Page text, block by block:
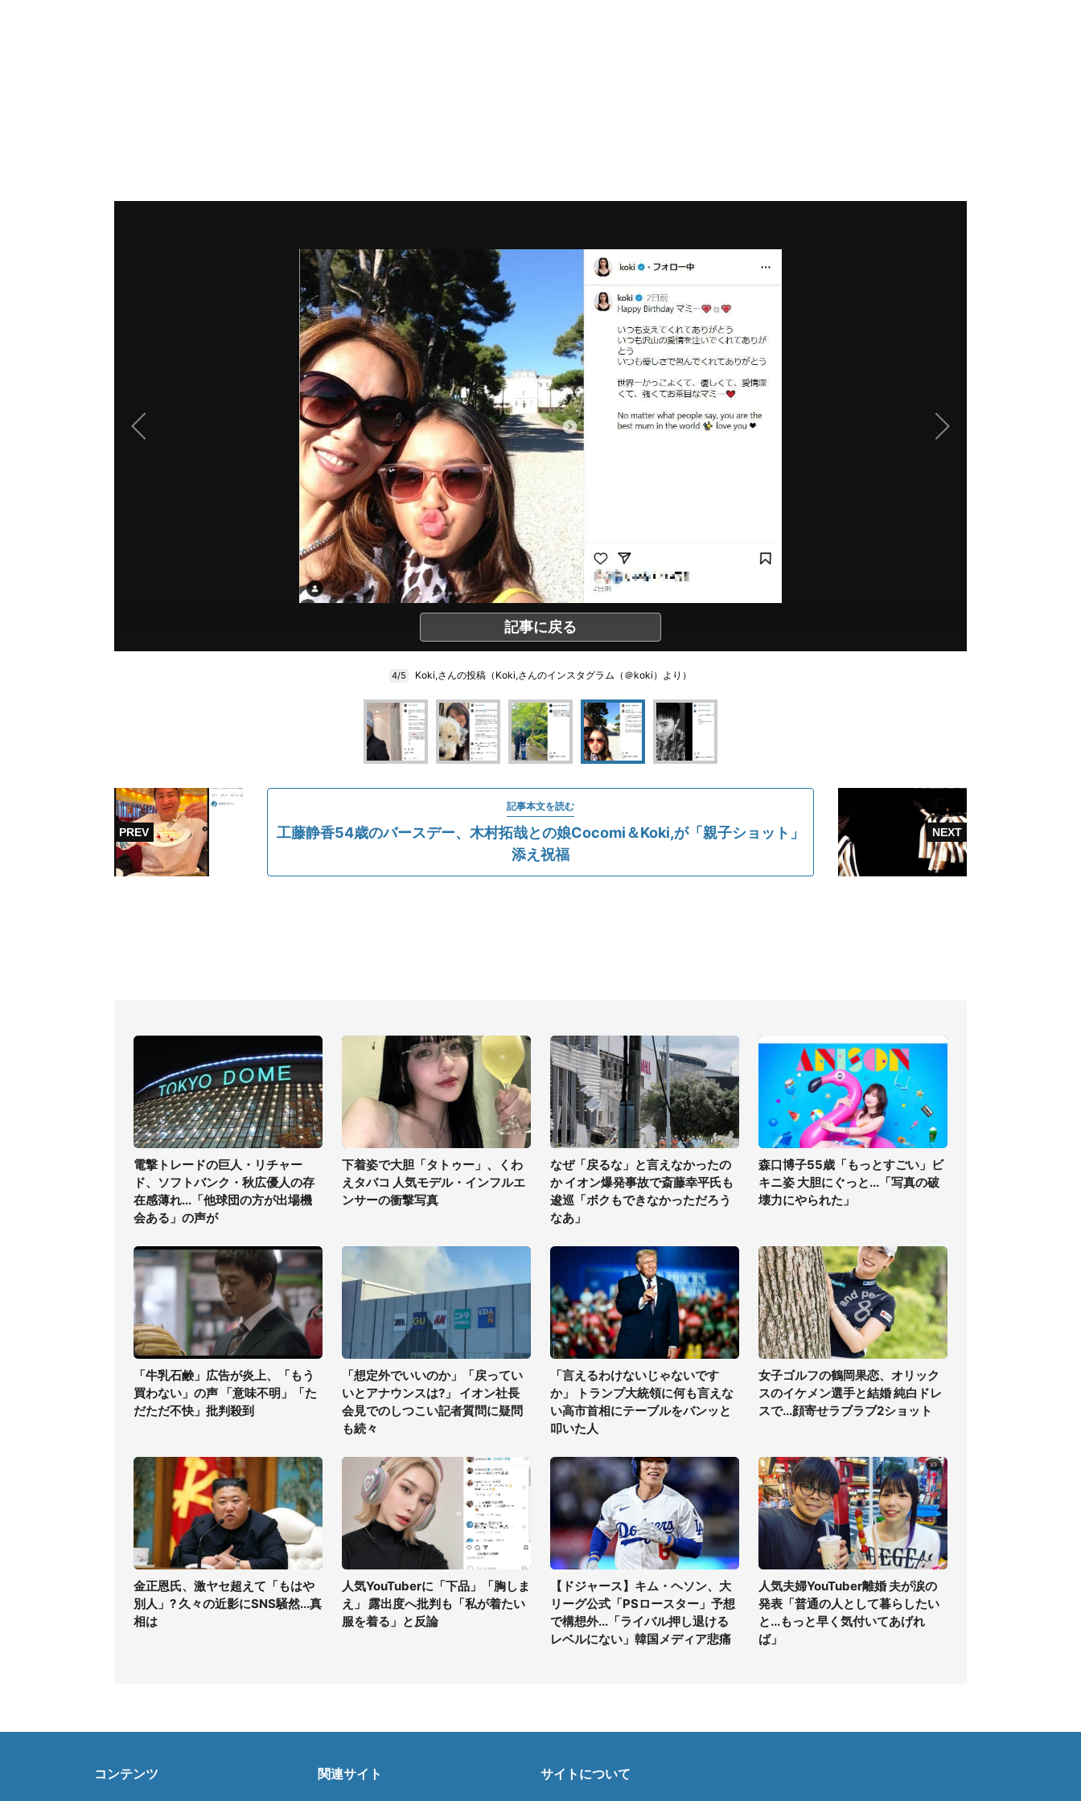
記事に戻る
4/5 Koki,さんの投稿（Koki,さんのインスタグラム（＠koki）より）
記事本文を読む
工藤静香54歳のバースデー、木村拓哉との娘Cocomi＆Koki,が「親子ショット」
添え祝福
電撃トレードの巨人・リチャー
ド、ソフトバンク・秋広優人の存
在感薄れ...「他球団の方が出場機
会ある」の声が
下着姿で大胆「タトゥー」、くわ
えタバコ 人気モデル・インフルエ
ンサーの衝撃写真
なぜ「戻るな」と言えなかったの
か イオン爆発事故で斎藤幸平氏も
逡巡「ボクもできなかっただろう
なあ」
森口博子55歳「もっとすごい」ビ
キニ姿 大胆にぐっと...「写真の破
壊力にやられた」
「牛乳石鹸」広告が炎上、「もう
買わない」の声 「意味不明」「た
だただ不快」批判殺到
「想定外でいいのか」「戻ってい
いとアナウンスは?」 イオン社長
会見でのしつこい記者質問に疑問
も続々
「言えるわけないじゃないです
か」 トランプ大統領に何も言えな
い高市首相にテーブルをバンッと
叩いた人
女子ゴルフの鶴岡果恋、オリック
スのイケメン選手と結婚 純白ドレ
スで...顔寄せラブラブ2ショット
金正恩氏、激ヤセ超えて「もはや
別人」? 久々の近影にSNS騒然...真
相は
人気YouTuberに「下品」「胸しま
え」 露出度へ批判も「私が着たい
服を着る」と反論
【ドジャース】キム・ヘソン、大
リーグ公式「PSロースター」予想
で構想外...「ライバル押し退ける
レベルにない」韓国メディア悲痛
人気夫婦YouTuber離婚 夫が涙の
発表「普通の人として暮らしたい
と...もっと早く気付いてあげれ
ば」
コンテンツ 関連サイト サイトについて